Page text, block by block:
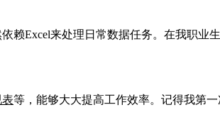
赖Excel来处理日常数据任务。在我职
等，能够大大提高工作效率。记得我第一